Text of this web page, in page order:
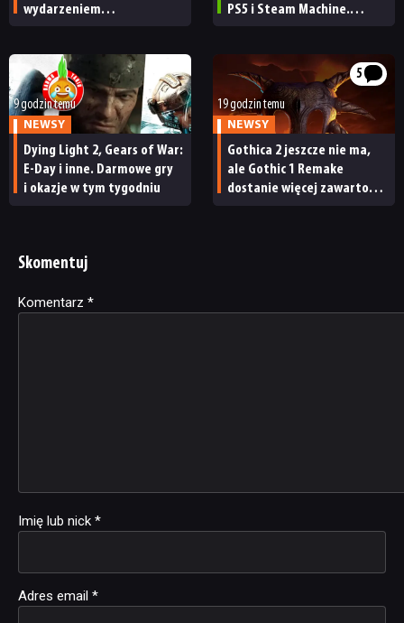
wydarzeniem
ma subskrybentów
PS5 i Steam Machine.
[RECENZJA TECHNICZNA]
9 godzin temu
NEWSY
Dying Light 2, Gears of War:
E-Day i inne. Darmowe gry
i okazje w tym tygodniu
5
19 godzin temu
NEWSY
Gothica 2 jeszcze nie ma,
ale Gothic 1 Remake
dostanie więcej zawartości.
Skomentuj
Komentarz *
Imię lub nick *
Adres email *
Alternative: